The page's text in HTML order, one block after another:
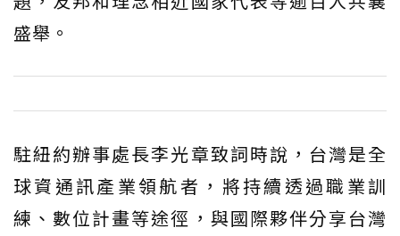
盛舉。
駐紐約辦事處長李光章致詞時說，台灣是全
球資通訊產業領航者，將持續透過職業訓
練、數位計畫等途徑，與國際夥伴分享台灣